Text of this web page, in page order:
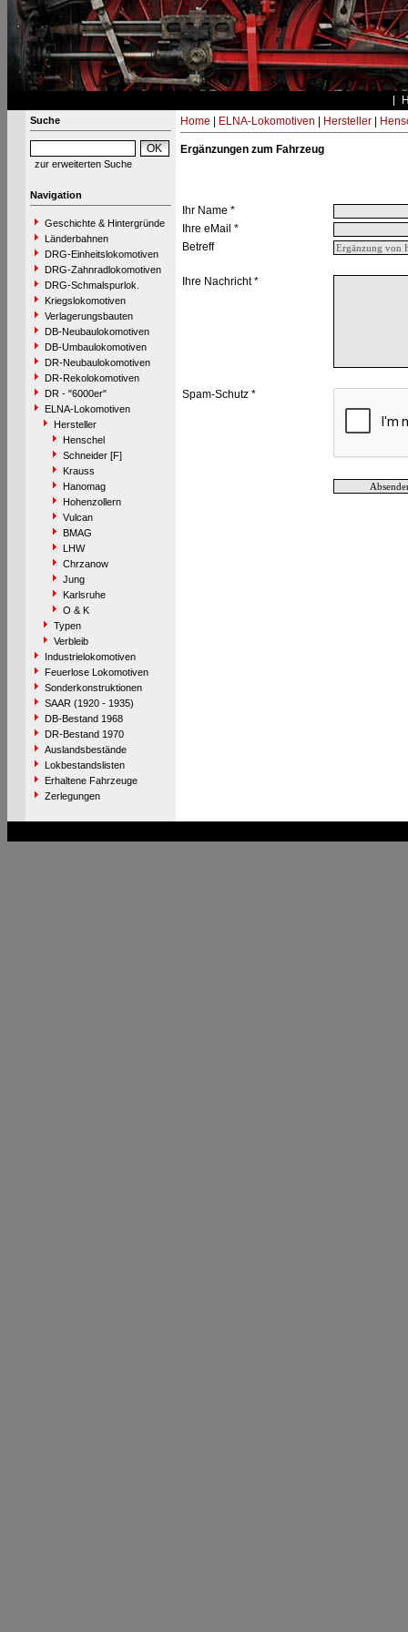
Suche
zur erweiterten Suche
Navigation
Geschichte & Hintergründe
Länderbahnen
DRG-Einheitslokomotiven
DRG-Zahnradlokomotiven
DRG-Schmalspurlok.
Kriegslokomotiven
Verlagerungsbauten
DB-Neubaulokomotiven
DB-Umbaulokomotiven
DR-Neubaulokomotiven
DR-Rekolokomotiven
DR - "6000er"
ELNA-Lokomotiven
Hersteller
Henschel
Schneider [F]
Krauss
Hanomag
Hohenzollern
Vulcan
BMAG
LHW
Chrzanow
Jung
Karlsruhe
O & K
Typen
Verbleib
Industrielokomotiven
Feuerlose Lokomotiven
Sonderkonstruktionen
SAAR (1920 - 1935)
DB-Bestand 1968
DR-Bestand 1970
Auslandsbestände
Lokbestandslisten
Erhaltene Fahrzeuge
Zerlegungen
Home ELNA-Lokomotiven Hersteller|
Ergänzungen zum Fahrzeug
Ihr Name *
Ihre eMail *
Betreff
Ihre Nachricht *
Spam-Schutz *